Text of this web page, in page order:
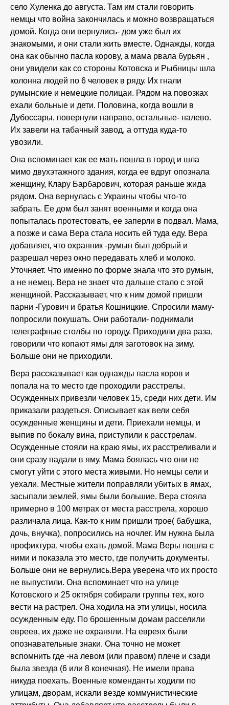
село Хуленка до августа. Там им стали говорить
немцы что война закончилась и можно возвращаться
домой. Когда они вернулись- дом уже был их
знакомыми, и они стали жить вместе. Однажды, когда
она как обычно пасла корову, а мама рвала бурьян ,
они увидели как со стороны Котовска и Рыбницы шла
колонна людей по 6 человек в ряду. Их гнали
румынские и немецкие полицаи. Рядом на повозках
ехали больные и дети. Половина, когда вошли в
Дубоссары, повернули направо, остальные- налево.
Их завели на табачный завод, а оттуда куда-то
увозили.
Она вспоминает как ее мать пошла в город и шла
мимо двухэтажного здания, когда ее вдруг опознала
женщину, Клару Барбарович, которая раньше жида
рядом. Она вернулась с Украины чтобы что-то
забрать. Ее дом был занят военными и когда она
попыталась протестовать, ее заперли в подвал. Мама,
а позже и сама Вера стала носить ей туда еду. Вера
добавляет, что охранник -румын был добрый и
разрешал через окно передавать хлеб и молоко.
Уточняет. Что именно по форме знала что это румын,
а не немец. Вера не знает что дальше стало с этой
женщиной. Рассказывает, что к ним домой пришли
парни -Гурович и братья Кошницкие. Спросили маму-
попросили покушать. Они работали- поднимали
телеграфные столбы по городу. Приходили два раза,
говорили что копают ямы для заготовок на зиму.
Больше они не приходили.
Вера рассказывает как однажды пасла коров и
попала на то место где проходили расстрелы.
Осужденных привезли человек 15, среди них дети. Им
приказали раздеться. Описывает как вели себя
осужденные женщины и дети. Приехали немцы, и
выпив по бокалу вина, приступили к расстрелам.
Осужденные стояли на краю ямы, их расстреливали и
они сразу падали в яму. Мама боялась что они не
смогут уйти с этого места живыми. Но немцы сели и
уехали. Местные жители поправляли убитых в ямах,
засыпали землей, ямы были большие. Вера стояла
примерно в 100 метрах от места расстрела, хорошо
различала лица. Как-то к ним пришли трое( бабушка,
дочь, внучка), попросились на ночлег. Им нужна была
профиктура, чтобы ехать домой. Мама Веры пошла с
ними и показала это место, где получить документы.
Больше они не вернулись.Вера уверена что их просто
не выпустили. Она вспоминает что на улице
Котовского и 25 октября собирали группы тех, кого
вести на растрел. Она ходила на эти улицы, носила
осужденным еду. По брошенным домам расселили
евреев, их даже не охраняли. На евреях были
опознавательные знаки. Она точно не может
вспомнить где -на левом (или правом) плече и сзади
была звезда (6 или 8 конечная). Не имели права
никуда поехать. Военные коменданты ходили по
улицам, дворам, искали везде коммунистические